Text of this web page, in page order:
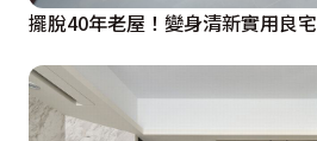
擺脫40年老屋！變身清新實用良宅